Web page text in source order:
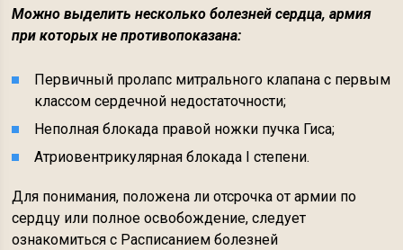
Можно выделить несколько болезней сердца, армия
при которых не противопоказана:
Первичный пролапс митрального клапана с первым
классом сердечной недостаточности;
Неполная блокада правой ножки пучка Гиса;
Атриовентрикулярная блокада I степени.
Для понимания, положена ли отсрочка от армии по
сердцу или полное освобождение, следует
ознакомиться с Расписанием болезней